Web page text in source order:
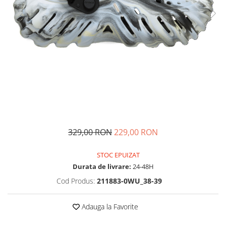
Tricouri copii
Pantaloni lungi copii
Bluze copii
Geci si veste copii
329,00 RON229,00 RON
STOC EPUIZAT
Durata de livrare: 24-48H
Cod Produs: 211883-0WU_38-39
Adauga la Favorite